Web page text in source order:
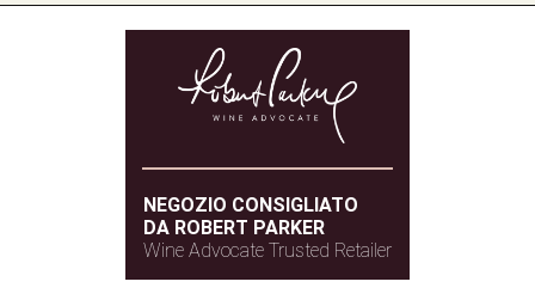
NEGOZIO CONSIGLIATO
DA ROBERT PARKER
Wine Advocate Trusted Retailer